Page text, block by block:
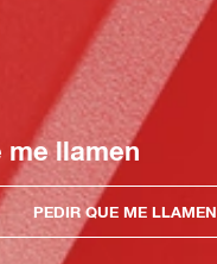
me llamen
PEDIR QUE ME LLAMEN